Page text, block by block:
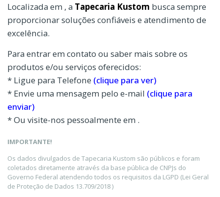
Localizada em , a Tapecaria Kustom busca sempre
proporcionar soluções confiáveis e atendimento de
excelência.
Para entrar em contato ou saber mais sobre os
produtos e/ou serviços oferecidos:
* Ligue para Telefone (clique para ver)
* Envie uma mensagem pelo e-mail (clique para
enviar)
* Ou visite-nos pessoalmente em .
IMPORTANTE!
Os dados divulgados de Tapecaria Kustom são públicos e foram
coletados diretamente através da base pública de CNPJs do
Governo Federal atendendo todos os requisitos da LGPD (Lei Geral
de Proteção de Dados 13.709/2018 )